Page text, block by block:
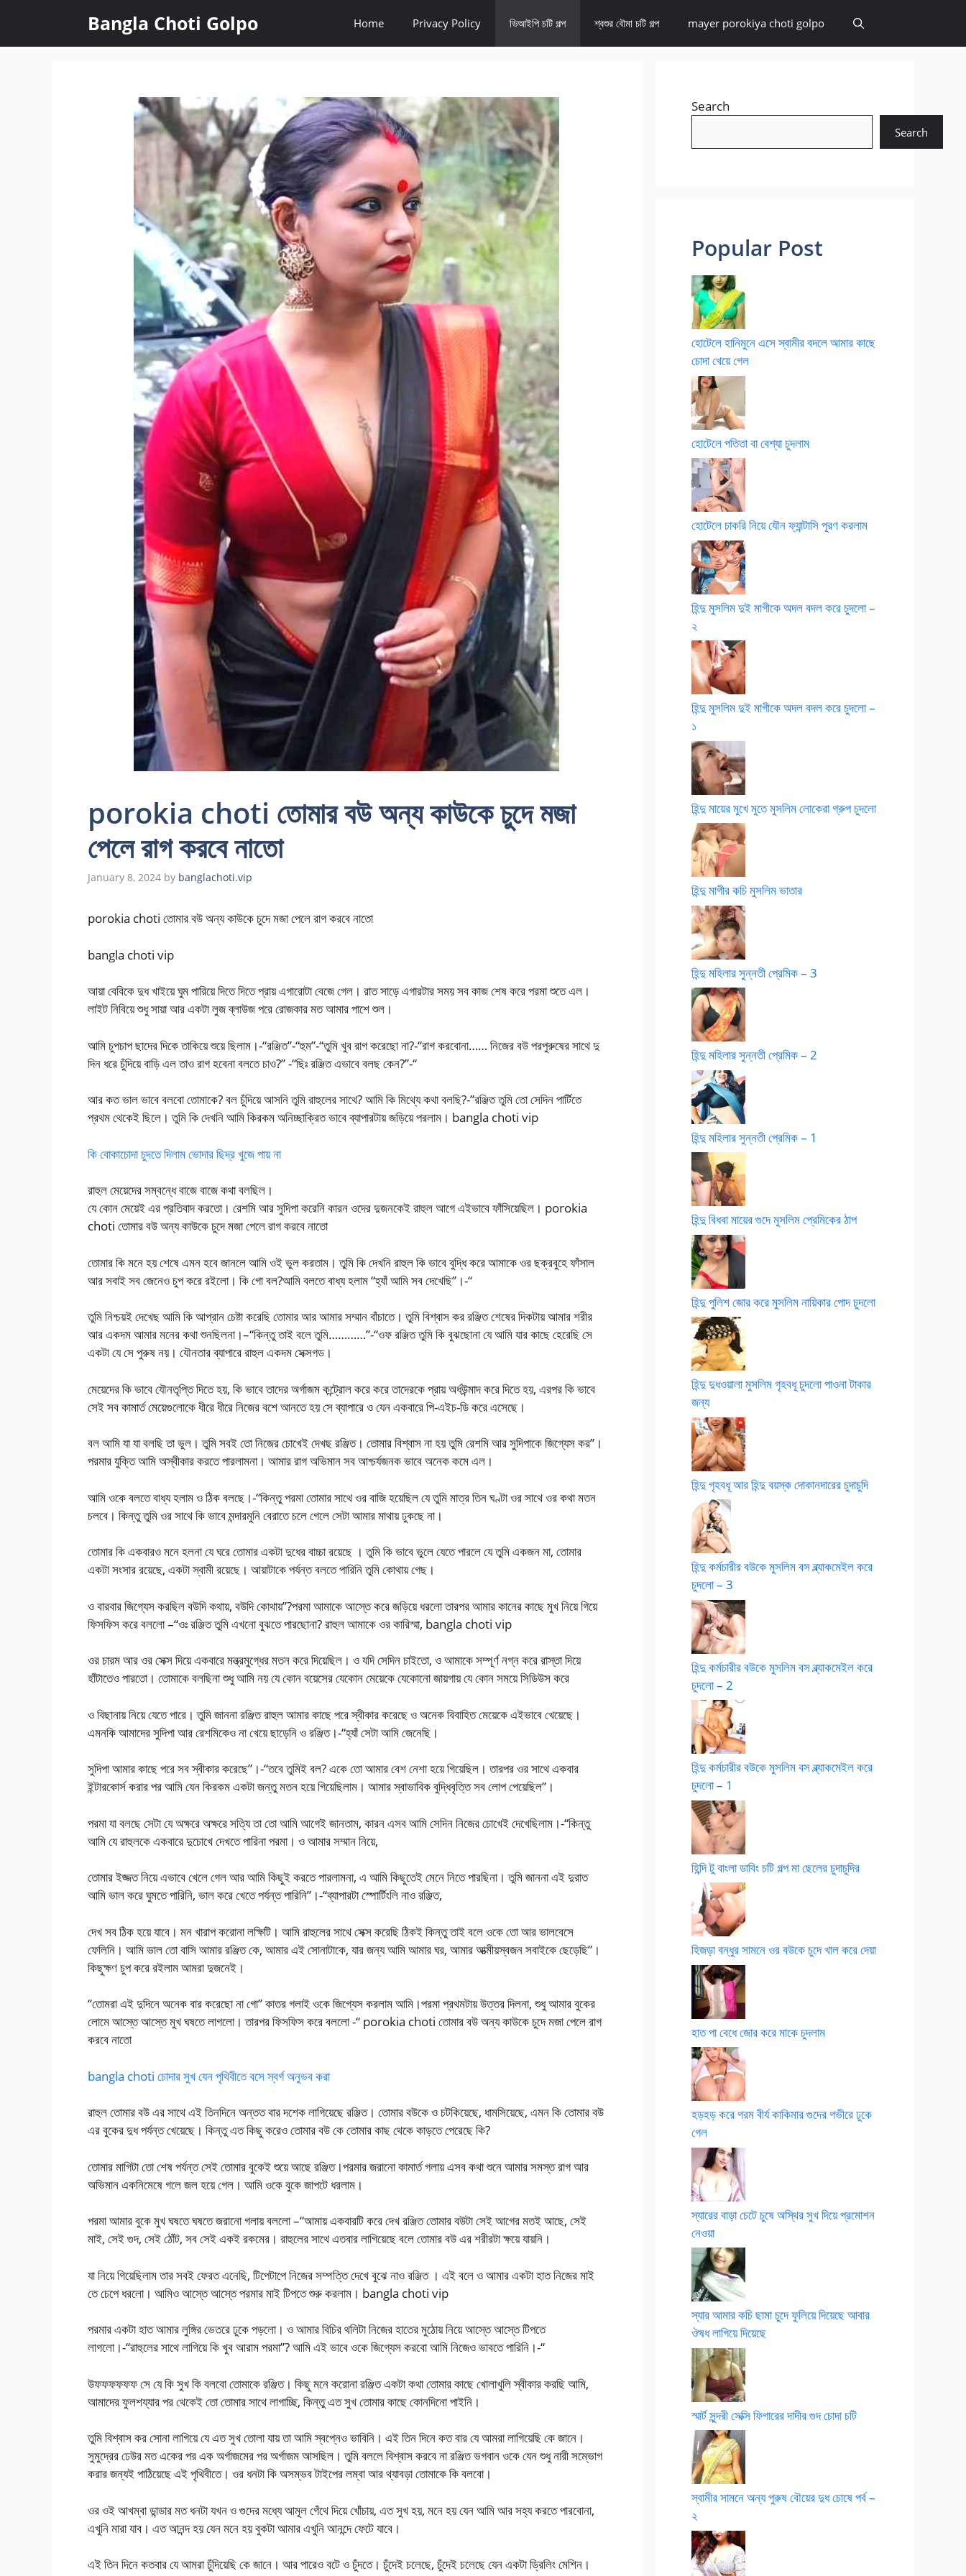
content
Bangla Choti Golpo Home Privacy Policy ভিআইপি চটি গল্প শ্বশুর বৌমা চটি গল্প mayer porokiya choti golpo
porokia choti তোমার বউ অন্য কাউকে চুদে মজা
পেলে রাগ করবে নাতো
January 8, 2024 by banglachoti.vip
porokia choti তোমার বউ অন্য কাউকে চুদে মজা পেলে রাগ করবে নাতো
bangla choti vip
আয়া বেবিকে দুধ খাইয়ে ঘুম পারিয়ে দিতে দিতে প্রায় এগারোটা বেজে গেল। রাত সাড়ে এগারটার সময় সব কাজ শেষ করে পরমা শুতে এল।
লাইট নিবিয়ে শুধু সায়া আর একটা লুজ ব্লাউজ পরে রোজকার মত আমার পাশে শুল।
আমি চুপচাপ ছাদের দিকে তাকিয়ে শুয়ে ছিলাম।-“রঞ্জিত”-“হুম”-“তুমি খুব রাগ করেছো না?-“রাগ করবোনা…… নিজের বউ পরপুরুষের সাথে দু
দিন ধরে চুঁদিয়ে বাড়ি এল তাও রাগ হবেনা বলতে চাও?” -“ছিঃ রঞ্জিত এভাবে বলছ কেন?”-“
আর কত ভাল ভাবে বলবো তোমাকে? বল চুঁদিয়ে আসনি তুমি রাহুলের সাথে? আমি কি মিথ্যে কথা বলছি?-”রঞ্জিত তুমি তো সেদিন পার্টিতে
প্রথম থেকেই ছিলে। তুমি কি দেখনি আমি কিরকম অনিচ্ছাক্রিত ভাবে ব্যাপারটায় জড়িয়ে পরলাম। bangla choti vip
কি বোকাচোদা চুদতে দিলাম ভোদার ছিদ্র খুজে পায় না
রাহুল মেয়েদের সম্বন্ধে বাজে বাজে কথা বলছিল।
যে কোন মেয়েই এর প্রতিবাদ করতো। রেশমি আর সুদিপা করেনি কারন ওদের দুজনকেই রাহুল আগে এইভাবে ফাঁসিয়েছিল। porokia
choti তোমার বউ অন্য কাউকে চুদে মজা পেলে রাগ করবে নাতো
তোমার কি মনে হয় শেষে এমন হবে জানলে আমি ওই ভুল করতাম। তুমি কি দেখনি রাহুল কি ভাবে বুদ্ধি করে আমাকে ওর ছক্রবুহে ফাঁসাল
আর সবাই সব জেনেও চুপ করে রইলো। কি গো বল?আমি বলতে বাধ্য হলাম “হ্যাঁ আমি সব দেখেছি”।-“
তুমি নিশ্চয়ই দেখেছ আমি কি আপ্রান চেষ্টা করেছি তোমার আর আমার সম্মান বাঁচাতে। তুমি বিশ্বাস কর রঞ্জিত শেষের দিকটায় আমার শরীর
আর একদম আমার মনের কথা শুনছিলনা।–“কিন্তু তাই বলে তুমি…………”-“ওফ রঞ্জিত তুমি কি বুঝছোনা যে আমি যার কাছে হেরেছি সে
একটা যে সে পুরুষ নয়। যৌনতার ব্যাপারে রাহুল একদম সেক্সগড।
মেয়েদের কি ভাবে যৌনতৃপ্তি দিতে হয়, কি ভাবে তাদের অর্গাজম কন্ট্রোল করে করে তাদেরকে প্রায় অর্ধউন্মাদ করে দিতে হয়, এরপর কি ভাবে
সেই সব কামার্ত মেয়েগুলোকে ধীরে ধীরে নিজের বশে আনতে হয় সে ব্যাপারে ও যেন একবারে পি-এইচ-ডি করে এসেছে।
বল আমি যা যা বলছি তা ভুল। তুমি সবই তো নিজের চোখেই দেখছ রঞ্জিত। তোমার বিশ্বাস না হয় তুমি রেশমি আর সুদিপাকে জিগ্যেস কর”।
পরমার যুক্তি আমি অস্বীকার করতে পারলামনা। আমার রাগ অভিমান সব আশ্চর্যজনক ভাবে অনেক কমে এল।
আমি ওকে বলতে বাধ্য হলাম ও ঠিক বলছে।-“কিন্তু পরমা তোমার সাথে ওর বাজি হয়েছিল যে তুমি মাত্র তিন ঘণ্টা ওর সাথে ওর কথা মতন
চলবে। কিন্তু তুমি ওর সাথে কি ভাবে মন্দারমুনি বেরাতে চলে গেলে সেটা আমার মাথায় ঢুকছে না।
তোমার কি একবারও মনে হলনা যে ঘরে তোমার একটা দুধের বাচ্চা রয়েছে । তুমি কি ভাবে ভুলে যেতে পারলে যে তুমি একজন মা, তোমার
একটা সংসার রয়েছে, একটা স্বামী রয়েছে। আয়াটাকে পর্যন্ত বলতে পারিনি তুমি কোথায় গেছ।
ও বারবার জিগ্যেস করছিল বউদি কথায়, বউদি কোথায়”?পরমা আমাকে আস্তে করে জড়িয়ে ধরলো তারপর আমার কানের কাছে মুখ নিয়ে গিয়ে
ফিসফিস করে বললো –“ওঃ রঞ্জিত তুমি এখনো বুঝতে পারছোনা? রাহুল আমাকে ওর কারিস্মা, bangla choti vip
ওর চারম আর ওর সেক্স দিয়ে একবারে মন্ত্রমুগ্ধের মতন করে দিয়েছিল। ও যদি সেদিন চাইতো, ও আমাকে সম্পূর্ণ নগ্ন করে রাস্তা দিয়ে
হাঁটাতেও পারতো। তোমাকে বলছিনা শুধু আমি নয় যে কোন বয়েসের যেকোন মেয়েকে যেকোনো জায়গায় যে কোন সময়ে সিডিউস করে
ও বিছানায় নিয়ে যেতে পারে। তুমি জাননা রঞ্জিত রাহুল আমার কাছে পরে স্বীকার করেছে ও অনেক বিবাহিত মেয়েকে এইভাবে খেয়েছে।
এমনকি আমাদের সুদিপা আর রেশমিকেও না খেয়ে ছাড়েনি ও রঞ্জিত।-“হ্যাঁ সেটা আমি জেনেছি।
সুদিপা আমার কাছে পরে সব স্বীকার করেছে”।-“তবে তুমিই বল? একে তো আমার বেশ নেশা হয়ে গিয়েছিল। তারপর ওর সাথে একবার
ইন্টারকোর্স করার পর আমি যেন কিরকম একটা জন্তু মতন হয়ে গিয়েছিলাম। আমার স্বাভাবিক বুদ্ধিবৃত্তি সব লোপ পেয়েছিল”।
পরমা যা বলছে সেটা যে অক্ষরে অক্ষরে সত্যি তা তো আমি আগেই জানতাম, কারন এসব আমি সেদিন নিজের চোখেই দেখেছিলাম।-“কিন্তু
আমি যে রাহুলকে একবারে দুচোখে দেখতে পারিনা পরমা। ও আমার সম্মান নিয়ে,
তোমার ইজ্জত নিয়ে এভাবে খেলে গেল আর আমি কিছুই করতে পারলামনা, এ আমি কিছুতেই মেনে নিতে পারছিনা। তুমি জাননা এই দুরাত
আমি ভাল করে ঘুমতে পারিনি, ভাল করে খেতে পর্যন্ত পারিনি”।-“ব্যাপারটা স্পোর্টিংলি নাও রঞ্জিত,
দেখ সব ঠিক হয়ে যাবে। মন খারাপ করোনা লক্ষিটি। আমি রাহুলের সাথে সেক্স করেছি ঠিকই কিন্তু তাই বলে ওকে তো আর ভালবেসে
ফেলিনি। আমি ভাল তো বাসি আমার রঞ্জিত কে, আমার এই সোনাটাকে, যার জন্য আমি আমার ঘর, আমার আত্মীয়স্বজন সবাইকে ছেড়েছি”।
কিছুক্ষণ চুপ করে রইলাম আমরা দুজনেই।
“তোমরা এই দুদিনে অনেক বার করেছো না গো” কাতর গলাই ওকে জিগ্যেস করলাম আমি।পরমা প্রথমটায় উত্তর দিলনা, শুধু আমার বুকের
লোমে আস্তে আস্তে মুখ ঘষতে লাগলো। তারপর ফিসফিস করে বললো -“ porokia choti তোমার বউ অন্য কাউকে চুদে মজা পেলে রাগ
করবে নাতো
bangla choti চোদার সুখ যেন পৃথিবীতে বসে স্বর্গ অনুভব করা
রাহুল তোমার বউ এর সাথে এই তিনদিনে অন্তত বার দশেক লাগিয়েছে রঞ্জিত। তোমার বউকে ও চটকিয়েছে, ধামসিয়েছে, এমন কি তোমার বউ
এর বুকের দুধ পর্যন্ত খেয়েছে। কিন্তু এত কিছু করেও তোমার বউ কে তোমার কাছ থেকে কাড়তে পেরেছে কি?
তোমার মাগিটা তো শেষ পর্যন্ত সেই তোমার বুকেই শুয়ে আছে রঞ্জিত।পরমার জরানো কামার্ত গলায় এসব কথা শুনে আমার সমস্ত রাগ আর
অভিমান একনিমেষে গলে জল হয়ে গেল। আমি ওকে বুকে জাপটে ধরলাম।
পরমা আমার বুকে মুখ ঘষতে ঘষতে জরানো গলায় বললো –“আমায় একবারটি করে দেখ রঞ্জিত তোমার বউটা সেই আগের মতই আছে, সেই
মাই, সেই গুদ, সেই ঠোঁট, সব সেই একই রকমের। রাহুলের সাথে এতবার লাগিয়েছে বলে তোমার বউ এর শরীরটা ক্ষয়ে যায়নি।
যা নিয়ে গিয়েছিলাম তার সবই ফেরত এনেছি, টিপেটাপে নিজের সম্পত্তি দেখে বুঝে নাও রঞ্জিত । এই বলে ও আমার একটা হাত নিজের মাই
তে চেপে ধরলো। আমিও আস্তে আস্তে পরমার মাই টিপতে শুরু করলাম। bangla choti vip
পরমার একটা হাত আমার লুঙ্গির ভেতরে ঢুকে পড়লো। ও আমার বিচির থলিটা নিজের হাতের মুঠোয় নিয়ে আস্তে আস্তে টিপতে
লাগলো।-“রাহুলের সাথে লাগিয়ে কি খুব আরাম পরমা”? আমি এই ভাবে ওকে জিগ্যেস করবো আমি নিজেও ভাবতে পারিনি।-“
উফফফফফফ সে যে কি সুখ কি বলবো তোমাকে রঞ্জিত। কিছু মনে করোনা রঞ্জিত একটা কথা তোমার কাছে খোলাখুলি স্বীকার করছি আমি,
আমাদের ফুলশয্যার পর থেকেই তো তোমার সাথে লাগাচ্ছি, কিন্তু এত সুখ তোমার কাছে কোনদিনো পাইনি।
তুমি বিশ্বাস কর সোনা লাগিয়ে যে এত সুখ তোলা যায় তা আমি স্বপ্নেও ভাবিনি। এই তিন দিনে কত বার যে আমরা লাগিয়েছি কে জানে।
সুমুদ্রের ঢেউর মত একের পর এক অর্গাজমের পর অর্গাজম আসছিল। তুমি বললে বিশ্বাস করবে না রঞ্জিত ভগবান ওকে যেন শুধু নারী সম্ভোগ
করার জন্যই পাঠিয়েছে এই পৃথিবীতে। ওর ধনটা কি অসম্ভব টাইপের লম্বা আর থ্যাবড়া তোমাকে কি বলবো।
ওর ওই আখম্বা ডান্ডার মত ধনটা যখন ও গুদের মধ্যে আমূল গেঁথে দিয়ে খোঁচায়, এত সুখ হয়, মনে হয় যেন আমি আর সহ্য করতে পারবোনা,
এখুনি মারা যাব। এত আনন্দ হয় যেন মনে হয় বুকটা আমার এখুনি আনন্দে ফেটে যাবে।
এই তিন দিনে কতবার যে আমরা চুঁদিয়েছি কে জানে। আর পারেও বটে ও চুঁদতে। চুঁদেই চলেছে, চুঁদেই চলেছে যেন একটা ড্রিলিং মেশিন।
Search
Search
Popular Post
হোটেলে হানিমুনে এসে স্বামীর বদলে আমার কাছে
চোদা খেয়ে গেল
হোটেলে পতিতা বা বেশ্যা চুদলাম
হোটেলে চাকরি নিয়ে যৌন ফ্যান্টাসি পূরণ করলাম
হিন্দু মুসলিম দুই মাগীকে অদল বদল করে চুদলো –
২
হিন্দু মুসলিম দুই মাগীকে অদল বদল করে চুদলো –
১
হিন্দু মায়ের মুখে মুতে মুসলিম লোকেরা গ্রুপ চুদলো
হিন্দু মাগীর কচি মুসলিম ভাতার
হিন্দু মহিলার সুন্নতী প্রেমিক – 3
হিন্দু মহিলার সুন্নতী প্রেমিক – 2
হিন্দু মহিলার সুন্নতী প্রেমিক – 1
হিন্দু বিধবা মায়ের গুদে মুসলিম প্রেমিকের ঠাপ
হিন্দু পুলিশ জোর করে মুসলিম নায়িকার পোদ চুদলো
হিন্দু দুধওয়ালা মুসলিম গৃহবধূ চুদলো পাওনা টাকার
জন্য
হিন্দু গৃহবধূ আর হিন্দু বয়স্ক দোকানদারের চুদাচুদি
হিন্দু কর্মচারীর বউকে মুসলিম বস ব্ল্যাকমেইল করে
চুদলো – 3
হিন্দু কর্মচারীর বউকে মুসলিম বস ব্ল্যাকমেইল করে
চুদলো – 2
হিন্দু কর্মচারীর বউকে মুসলিম বস ব্ল্যাকমেইল করে
চুদলো – 1
হিন্দি টু বাংলা ডাবিং চটি গল্প মা ছেলের চুদাচুদির
হিজড়া বন্ধুর সামনে ওর বউকে চুদে খাল করে দেয়া
হাত পা বেধে জোর করে মাকে চুদলাম
হড়হড় করে গরম বীর্য কাকিমার গুদের গভীরে ঢুকে
গেল
স্যারের বাড়া চেটে চুষে অস্থির সুখ দিয়ে প্রমোশন
নেওয়া
স্যার আমার কচি ছামা চুদে ফুলিয়ে দিয়েছে আবার
ঔষধ লাগিয়ে দিয়েছে
স্মার্ট সুন্দরী সেক্সি ফিগারের দাদীর গুদ চোদা চটি
স্বামীর সামনে অন্য পুরুষ বৌয়ের দুধ চোষে পর্ব –
২